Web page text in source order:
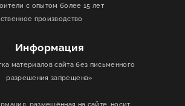
с опытом более 15 лет
производство
Информация
материалов сайта без письменного
разрешения запрещена»
размещённая на сайте, носит